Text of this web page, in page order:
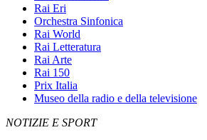
Rai Eri
Orchestra Sinfonica
Rai World
Rai Letteratura
Rai Arte
Rai 150
Prix Italia
Museo della radio e della televisione
NOTIZIE E SPORT